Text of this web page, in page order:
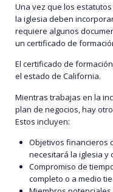
Una vez que los
la iglesia deben
requiere algunos
un certificado de
El certificado de
el estado de California.
Mientras trabajas en la
plan de negocios, hay
Estos incluyen:
Objetivos financieros
necesitará la iglesia y
Compromiso de
completo o a medio